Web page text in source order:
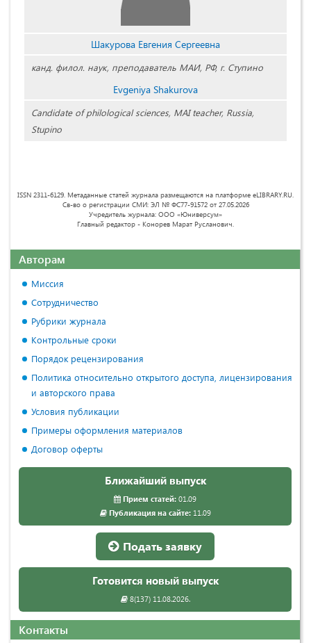
Шакурова Евгения Сергеевна
канд. филол. наук, преподаватель МАИ, РФ, г. Ступино
Evgeniya Shakurova
Candidate of philological sciences, MAI teacher, Russia,
Stupino
ISSN 2311-6129. Метаданные статей журнала размещаются на платформе eLIBRARY.RU.
Св-во о регистрации СМИ: ЭЛ № ФС77-91572 от 27.05.2026
Учредитель журнала: ООО «Юниверсум»
Главный редактор - Конорев Марат Русланович.
Авторам
Миссия
Сотрудничество
Рубрики журнала
Контрольные сроки
Порядок рецензирования
Политика относительно открытого доступа, лицензирования
и авторского права
Условия публикации
Примеры оформления материалов
Договор оферты
Ближайший выпуск
Прием статей: 01.09
Публикация на сайте:11.09
Подать заявку
Готовится новый выпуск
8(137) 11.08.2026.
Контакты